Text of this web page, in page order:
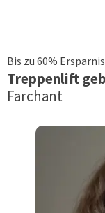
Bis zu 60% Ersparnis
Treppenlift
Farchant